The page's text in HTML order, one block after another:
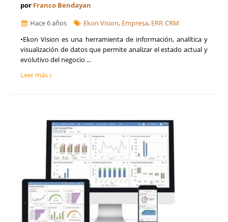
por Franco Bendayan
Hace 6 años
Ekon Vision, Empresa, ERP,CRM
•Ekon Vision es una herramienta de información, analítica y
visualización de datos que permite analizar el estado actual y
evolutivo del negocio ...
Leer más